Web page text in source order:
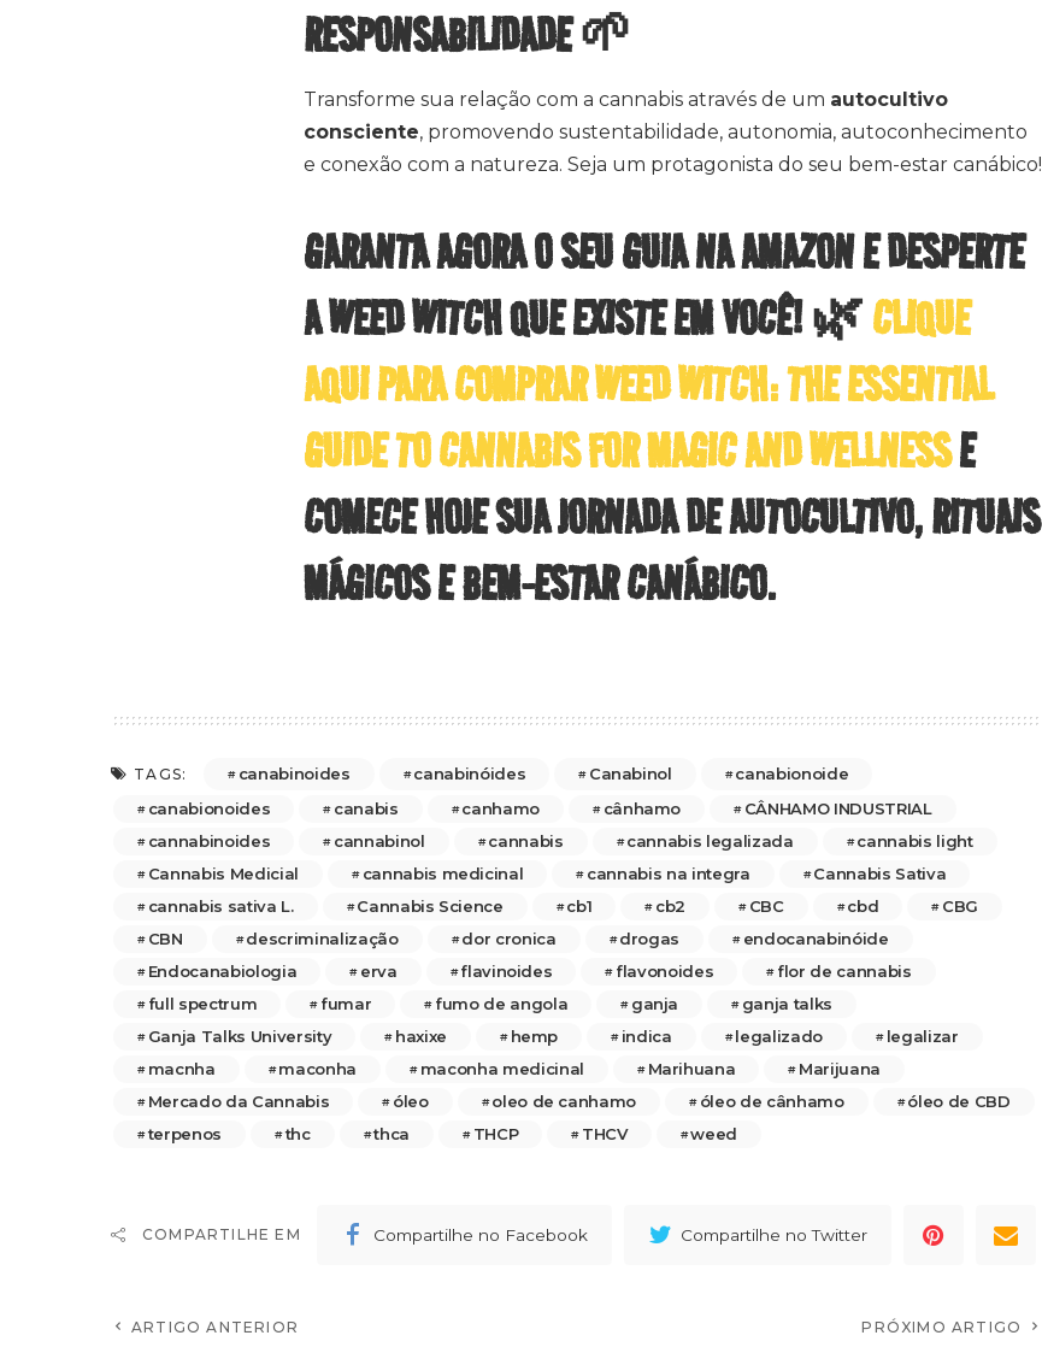
RESPONSABILIDADE 🌱
Transforme sua relação com a cannabis através de um autocultivo
consciente, promovendo sustentabilidade, autonomia, autoconhecimento
e conexão com a natureza. Seja um protagonista do seu bem-estar canábico!
GARANTA AGORA O SEU GUIA NA AMAZON E DESPERTE
A WEED WITCH QUE EXISTE EM VOCÊ! 🌿CLIQUE
AQUI PARA COMPRAR WEED WITCH: THE ESSENTIAL
GUIDE TO CANNABIS FOR MAGIC AND WELLNESSE
COMECE HOJE SUA JORNADA DE AUTOCULTIVO, RITUAIS
MÁGICOS E BEM-ESTAR CANÁBICO.
TAGS: canabinoides canabinóides Canabinol
canabionoide
canabionoides
canabis canhamo cânhamo
CÂNHAMO INDUSTRIAL
cannabinoides
cannabinol cannabis cannabis legalizada
cannabis light
Cannabis Medicial
cannabis medicinal cannabis na integra
Cannabis Sativa
cannabis sativa L.
Cannabis Science cb1 cb2 CBC cbd
CBG
CBN
descriminalização dor cronica drogas
endocanabinóide
Endocanabiologia
erva flavinoides flavonoides
flor de cannabis
full spectrum
fumar fumo de angola ganja
ganja talks
Ganja Talks University
haxixe hemp indica legalizado
legalizar
macnha
maconha maconha medicinal Marihuana
Marijuana
Mercado da Cannabis
óleo oleo de canhamo óleo de cânhamo
óleo de CBD
terpenos
thc thca THCP THCV weed
COMPARTILHE EM Compartilhe no Facebook Compartilhe no Twitter
ARTIGO ANTERIOR PRÓXIMO ARTIGO